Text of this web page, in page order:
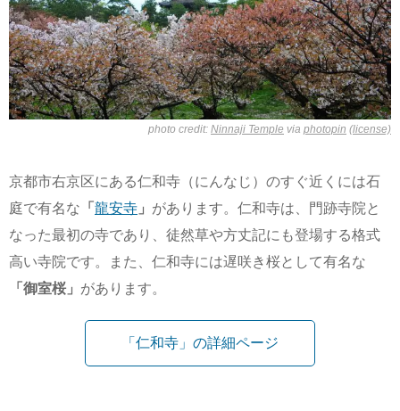
photo credit: Ninnaji Temple via photopin (license)
京都市右京区にある仁和寺（にんなじ）のすぐ近くには石
庭で有名な 「 龍安寺 」 があります。仁和寺は、門跡寺院と
なった最初の寺であり、徒然草や方丈記にも登場する格式
高い寺院です。また、仁和寺には遅咲き桜として有名な
「御室桜」 があります。
「仁和寺」の詳細ページ